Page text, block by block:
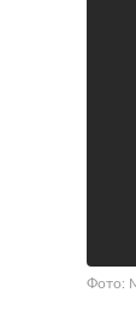
Фото: